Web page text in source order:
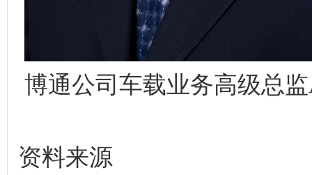
博通公司车载业务高级总
资料来源